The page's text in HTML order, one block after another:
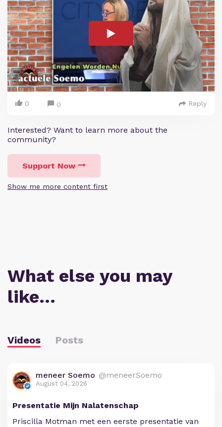
0 0 Reply
Interested? Want to learn more about the
community?
Support Now
Show me more content first
What else you may
like…
Videos Posts
meneer Soemo @meneerSoemo
August 04, 2026
Presentatie Mijn Nalatenschap
Priscilla Motman met een eerste presentatie van